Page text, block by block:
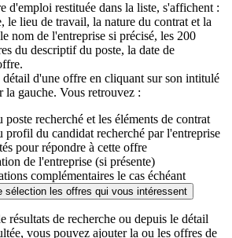
d'emploi restituée dans la liste, s'affichent :
le lieu de travail, la nature du contrat et la
nom de l'entreprise si précisé, les 200
du descriptif du poste, la date de
détail d'une offre en cliquant sur son intitulé
la gauche. Vous retrouvez :
poste recherché et les éléments de contrat
profil du candidat recherché par l'entreprise
pour répondre à cette offre
de l'entreprise (si présente)
complémentaires le cas échéant
sélection les offres qui vous intéressent
résultats de recherche ou depuis le détail
vous pouvez ajouter la ou les offres de